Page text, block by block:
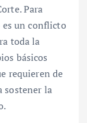
Para
es un conflicto
toda la
básicos
requieren de
sostener la